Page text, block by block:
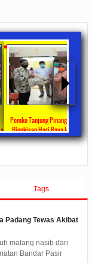
Tentang
Umum Fraksi-
Ketua DPRD Kota
Pimpin Rapat
Pengantar
Tags
Padang Tewas Akibat
malang nasib dari
Bandar Pasir